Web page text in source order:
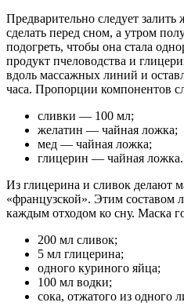
Предварительно следует
сделать перед сном, а утром
подогреть, чтобы она стала
продукт пчеловодства и
вдоль массажных линий и
часа. Пропорции компонентов
сливки — 100 мл;
желатин — чайная ложка;
мед — чайная ложка;
глицерин — чайная ложка.
Из глицерина и сливок делают
«французской». Этим составом
каждым отходом ко сну. Маска
200 мл сливок;
5 мл глицерина;
одного куриного яйца;
100 мл водки;
сока, отжатого из одного